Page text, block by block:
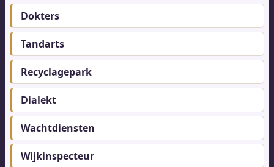
menu
Dokters
Tandarts
Recyclagepark
Dialekt
Wachtdiensten
Wijkinspecteur